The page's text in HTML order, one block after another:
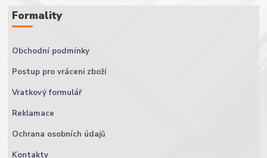
Formality
Obchodní podmínky
Postup pro vráceni zboží
Vratkový formulář
Reklamace
Ochrana osobních údajů
Kontakty